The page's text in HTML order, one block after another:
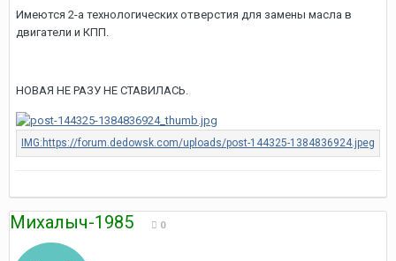
Имеются 2-а технологических отверстия для замены масла в
двигатели и КПП.
НОВАЯ НЕ РАЗУ НЕ СТАВИЛАСЬ.
Михалыч-1985 0